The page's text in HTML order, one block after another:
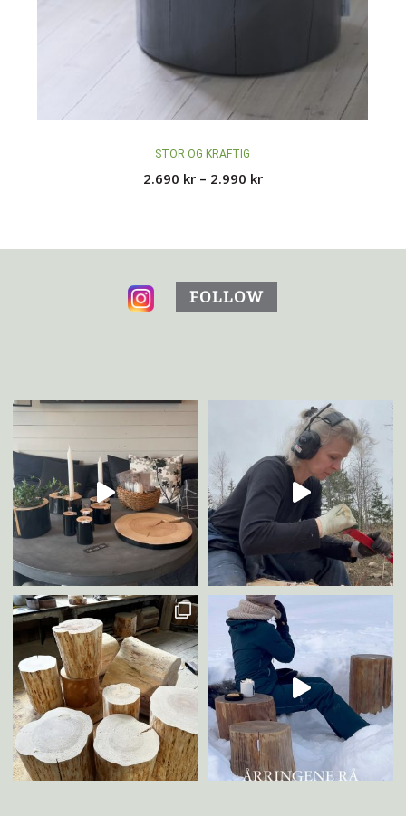
STOR OG KRAFTIG
2.690 kr – 2.990 krPrisområde:
FOLLOW